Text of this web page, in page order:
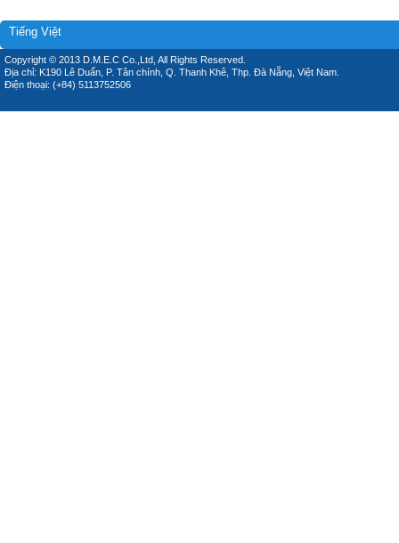
Tiếng Việt
Copyright © 2013 D.M.E.C Co.,Ltd, All Rights Reserved.
Địa chỉ: K190 Lê Duẩn, P. Tân chính, Q. Thanh Khê, Thp. Đà Nẵng, Việt Nam.
Điện thoại: (+84) 5113752506